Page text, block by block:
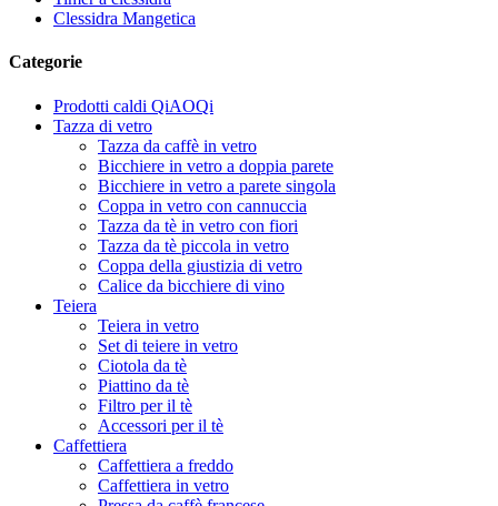
Clessidra Mangetica
Categorie
Prodotti caldi QiAOQi
Tazza di vetro
Tazza da caffè in vetro
Bicchiere in vetro a doppia parete
Bicchiere in vetro a parete singola
Coppa in vetro con cannuccia
Tazza da tè in vetro con fiori
Tazza da tè piccola in vetro
Coppa della giustizia di vetro
Calice da bicchiere di vino
Teiera
Teiera in vetro
Set di teiere in vetro
Ciotola da tè
Piattino da tè
Filtro per il tè
Accessori per il tè
Caffettiera
Caffettiera a freddo
Caffettiera in vetro